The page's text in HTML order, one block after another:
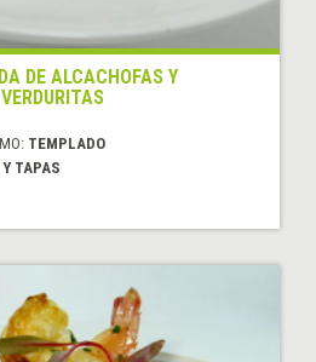
DE ALCACHOFAS Y
TEMPLADO
TAPAS